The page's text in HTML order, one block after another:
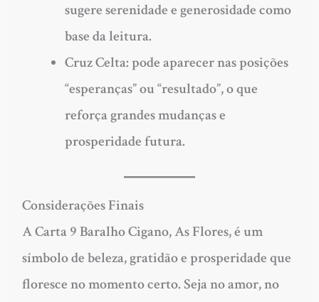
sugere serenidade e generosidade como
base da leitura.
Cruz Celta:pode aparecer nas posições
“esperanças” ou “resultado”, o que
reforça grandes mudanças e
prosperidade futura.
Considerações Finais
ACarta 9 Baralho Cigano, As Flores, é um
símbolo de beleza, gratidão e prosperidade que
floresce no momento certo. Seja no amor, no